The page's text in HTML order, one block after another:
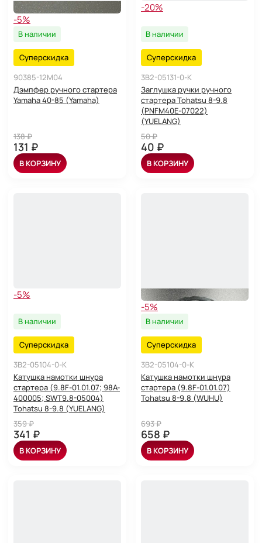
-5%
В наличии
Суперскидка
90385-12M04
Дэмпфер ручного стартера
Yamaha 40-85 (Yamaha)
138 ₽
131 ₽
В КОРЗИНУ
-20%
В наличии
Суперскидка
3B2-05131-0-K
Заглушка ручки ручного
стартера Tohatsu 8-9.8
(PNFM40E-07022)
(YUELANG)
50 ₽
40 ₽
В КОРЗИНУ
-5%
В наличии
Суперскидка
3B2-05104-0-K
Катушка намотки шнура
стартера (9.8F-01.01.07; 98A-
400005; SWT9.8-05004)
Tohatsu 8-9.8 (YUELANG)
359 ₽
341 ₽
В КОРЗИНУ
-5%
В наличии
Суперскидка
3B2-05104-0-K
Катушка намотки шнура
стартера (9.8F-01.01.07)
Tohatsu 8-9.8 (WUHU)
693 ₽
658 ₽
В КОРЗИНУ